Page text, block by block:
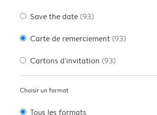
Save the date (93)
Carte de remerciement (93)
Cartons d'invitation (93)
Choisir un format
Tous les formats